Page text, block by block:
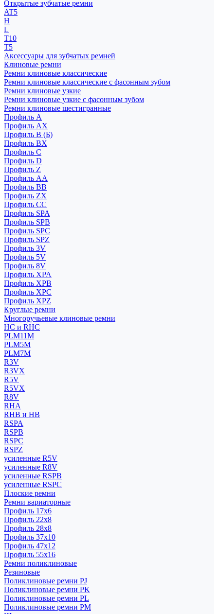
Открытые зубчатые ремни
AT5
H
L
T10
T5
Аксессуары для зубчатых ремней
Клиновые ремни
Ремни клиновые классические
Ремни клиновые классические с фасонным зубом
Ремни клиновые узкие
Ремни клиновые узкие с фасонным зубом
Ремни клиновые шестигранные
Профиль A
Профиль AX
Профиль B (Б)
Профиль BX
Профиль C
Профиль D
Профиль Z
Профиль АА
Профиль BB
Профиль ZX
Профиль CC
Профиль SPA
Профиль SPB
Профиль SPC
Профиль SPZ
Профиль 3V
Профиль 5V
Профиль 8V
Профиль XPA
Профиль XPB
Профиль XPC
Профиль XPZ
Круглые ремни
Многоручьевые клиновые ремни
HC и RHC
PLM11M
PLM5M
PLM7M
R3V
R3VX
R5V
R5VX
R8V
RHA
RHB и HB
RSPA
RSPB
RSPC
RSPZ
усиленные R5V
усиленные R8V
усиленные RSPB
усиленные RSPC
Плоские ремни
Ремни вариаторные
Профиль 17x6
Профиль 22x8
Профиль 28x8
Профиль 37x10
Профиль 47x12
Профиль 55x16
Ремни поликлиновые
Резиновые
Поликлиновые ремни PJ
Поликлиновые ремни PK
Поликлиновые ремни PL
Поликлиновые ремни PM